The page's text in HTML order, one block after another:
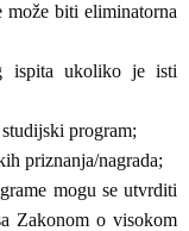
može biti eliminatorna
ispita ukoliko je isti
program;
priznanja/nagrada;
mogu se utvrditi
Zakonom o visokom